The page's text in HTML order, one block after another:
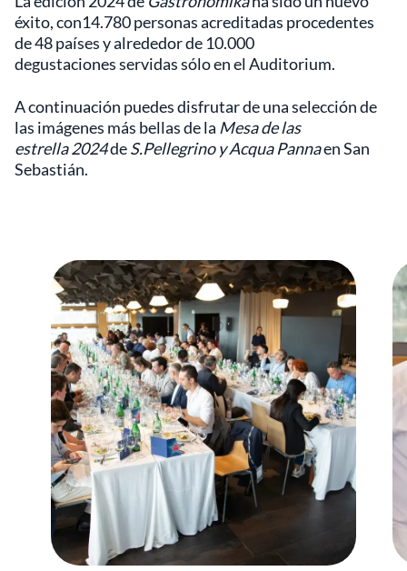
éxito, con14.780 personas acreditadas procedentes
de 48 países y alrededor de 10.000
degustaciones servidas sólo en el Auditorium.
A continuación puedes disfrutar de una selección de
las imágenes más bellas de la Mesa de las
estrella 2024deS.Pellegrino y Acqua Pannaen San
Sebastián.